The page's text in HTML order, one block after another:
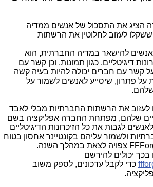
הציג את התסכול של אנשים ממדיה
ו-78% הודו, ששקלו לעזוב לחלוטין את הרשתות
להישאר במדיה החברתית, הוא
דיגיטליים, כגון תמונות, וכן קשר עם
קשר עם חברים יכולה להיות בעיה קשה
על פתרון, שיסייע לאנשים לשמור על
שלהם.
לעזוב את הרשתות החברתיות מבלי לאבד
שלהם, מפתחת החברה אפליקציה בשם
לגבות את כל הזיכרונות הדיגיטליים
ולשמור עליהם בקונטיינר אחסון בטוח
צפויה לצאת במהלך השנה.
יכולים להירשם
כדי לקבל עדכונים, לספק משוב